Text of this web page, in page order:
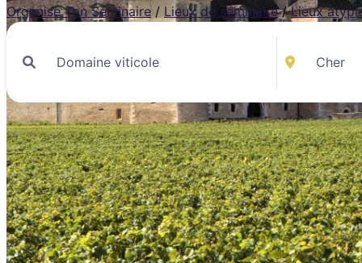
Organise Ton Séminaire / Lieux de séminaire / Lieux